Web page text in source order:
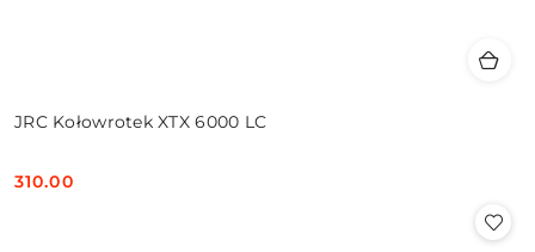
JRC Kołowrotek XTX 6000 LC
Cena:
310.00